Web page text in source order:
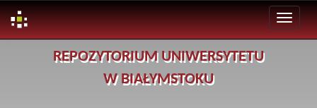
REPOZYTORIUM UNIWERSYTETU
W BIAŁYMSTOKU